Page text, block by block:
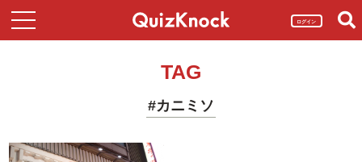
ログイン
TAG
#カニミソ